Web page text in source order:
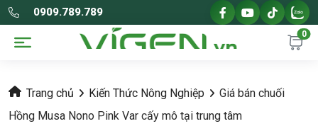
0909.789.789
0
Trang chủ Kiến Thức Nông Nghiệp
Giá bán chuối
Hồng Musa Nono Pink Var cấy mô tại trung tâm